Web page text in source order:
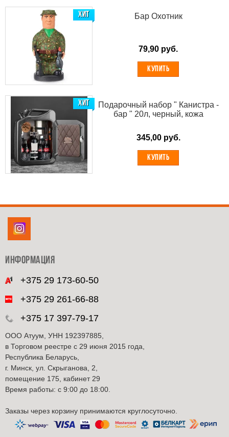
ХИТ Бар Охотник
79,90 руб.
КУПИТЬ
ХИТ
Подарочный набор " Канистра -
бар " 20л, черный, кожа
345,00 руб.
КУПИТЬ
ИНФОРМАЦИЯ
+375 29 173-60-50
+375 29 261-66-88
+375 17 397-79-17
ООО Атуум, УНН 192397885,
в Торговом реестре с 29 июня 2015 года,
Республика Беларусь,
г. Минск, ул. Скрыганова, 2,
помещение 175, кабинет 29
Время работы: с 9:00 до 18:00.
Заказы через корзину принимаются круглосуточно.